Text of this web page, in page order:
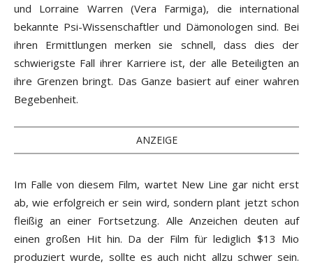
und Lorraine Warren (Vera Farmiga), die international
bekannte Psi-Wissenschaftler und Dämonologen sind. Bei
ihren Ermittlungen merken sie schnell, dass dies der
schwierigste Fall ihrer Karriere ist, der alle Beteiligten an
ihre Grenzen bringt. Das Ganze basiert auf einer wahren
Begebenheit.
ANZEIGE
Im Falle von diesem Film, wartet New Line gar nicht erst
ab, wie erfolgreich er sein wird, sondern plant jetzt schon
fleißig an einer Fortsetzung. Alle Anzeichen deuten auf
einen großen Hit hin. Da der Film für lediglich $13 Mio
produziert wurde, sollte es auch nicht allzu schwer sein.